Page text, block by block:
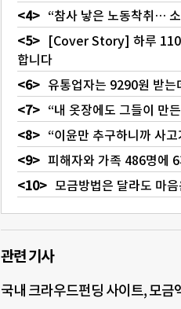
“참사 낳은 노동착취…
[Cover Story] 하루
합니다
유통업자는 9290원 받는
“내 옷장에도 그들이 만
“이윤만 추구하니까 사
피해자와 가족 486명에
모금방법은 달라도 마
관련 기사
국내 크라우드펀딩 사이트, 모